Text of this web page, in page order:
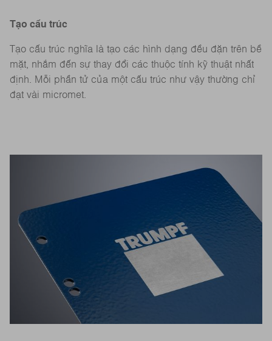
Tạo cấu trúc
Tạo cấu trúc nghĩa là tạo các hình dạng đều đặn trên bề
mặt, nhắm đến sự thay đổi các thuộc tính kỹ thuật nhất
định. Mỗi phần tử của một cấu trúc như vậy thường chỉ
đạt vài micromet.